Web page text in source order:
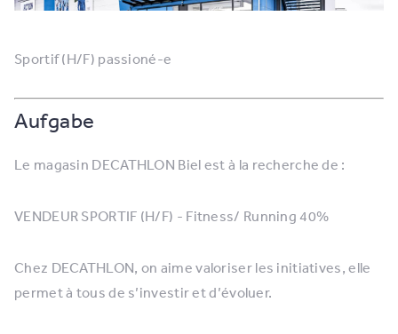
Sportif (H/F) passioné-e
Aufgabe
Le magasin DECATHLON Biel est à la recherche de :
VENDEUR SPORTIF (H/F) - Fitness/ Running 40%
Chez DECATHLON, on aime valoriser les initiatives, elle
permet à tous de s’investir et d’évoluer.